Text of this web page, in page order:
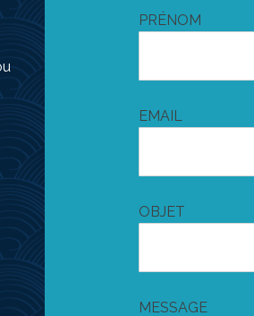
PRÉNOM
EMAIL
OBJET
MESSAGE